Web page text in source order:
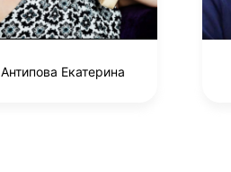
Антипова Екатерина